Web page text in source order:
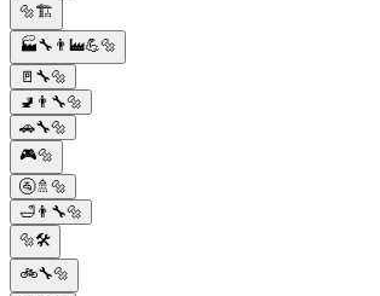
🔩🏗️
🏭🔧👨‍🏭💪🔩
🚪🔧🔩
🚽👨‍🔧🔩
🚗🔧🔩
🎮🔩
🚰🚿🔩
🛁👨‍🔧🔩
🔩🛠️
🚲🔧🔩